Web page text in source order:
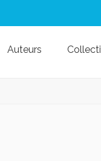
Auteurs